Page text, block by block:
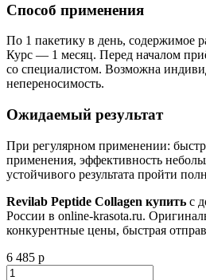
Способ применения
По 1 пакетику в день, содержимое
Курс — 1 месяц. Перед началом
со специалистом. Возможна
непереносимость.
Ожидаемый результат
При регулярном применении:
применения, эффективность
устойчивого результата пройти
Revilab Peptide Collagen купить с
России в online-krasota.ru.
конкурентные цены, быстрая
6 485 р